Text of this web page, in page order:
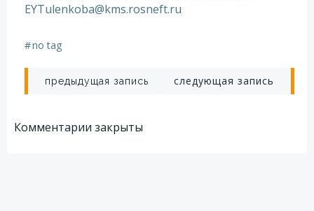
EYTulenkoba@kms.rosneft.ru
#no tag
Навигация
по
предыдущая запись
Навигация
следующая запись
Комментарии закрыты